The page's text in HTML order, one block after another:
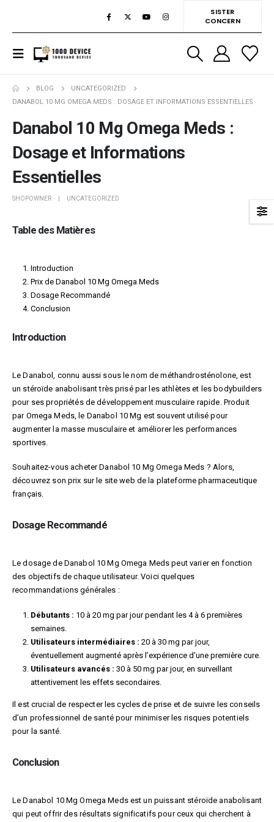
SISTER
CONCERN
BLOG
UNCATEGORIZED
DANABOL 10 MG OMEGA MEDS : DOSAGE ET INFORMATIONS ESSENTIELLES
Danabol 10 Mg Omega Meds :
Dosage et Informations
Essentielles
SHOPOWNER UNCATEGORIZED
Table des Matières
Introduction
Prix de Danabol 10 Mg Omega Meds
Dosage Recommandé
Conclusion
Introduction
Le Danabol, connu aussi sous le nom de méthandrosténolone, est
un stéroïde anabolisant très prisé par les athlètes et les bodybuilders
pour ses propriétés de développement musculaire rapide. Produit
par Omega Meds, le Danabol 10 Mg est souvent utilisé pour
augmenter la masse musculaire et améliorer les performances
sportives.
Souhaitez-vous acheter Danabol 10 Mg Omega Meds ? Alors,
découvrez son prix sur le site web de la plateforme pharmaceutique
français.
Dosage Recommandé
Le dosage de Danabol 10 Mg Omega Meds peut varier en fonction
des objectifs de chaque utilisateur. Voici quelques
recommandations générales :
Débutants : 10 à 20 mg par jour pendant les 4 à 6 premières
semaines.
Utilisateurs intermédiaires : 20 à 30 mg par jour,
éventuellement augmenté après l’expérience d’une première cure.
Utilisateurs avancés : 30 à 50 mg par jour, en surveillant
attentivement les effets secondaires.
Il est crucial de respecter les cycles de prise et de suivre les conseils
d’un professionnel de santé pour minimiser les risques potentiels
pour la santé.
Conclusion
Le Danabol 10 Mg Omega Meds est un puissant stéroïde anabolisant
qui peut offrir des résultats significatifs pour ceux qui cherchent à